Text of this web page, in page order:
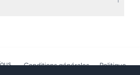
Conditions générales
Politique